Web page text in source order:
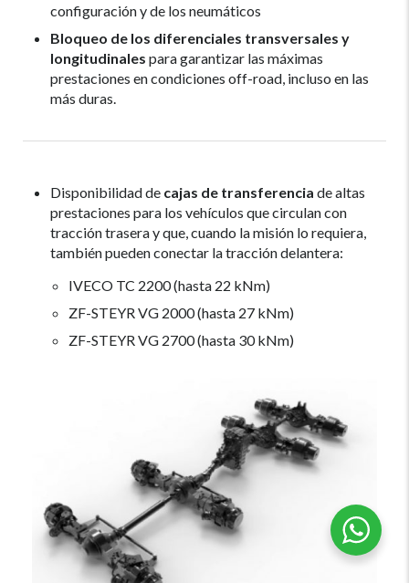
configuración y de los neumáticos
Bloqueo de los diferenciales transversales y
longitudinales para garantizar las máximas
prestaciones en condiciones off-road, incluso en las
más duras.
Disponibilidad de cajas de transferencia de altas
prestaciones para los vehículos que circulan con
tracción trasera y que, cuando la misión lo requiera,
también pueden conectar la tracción delantera:
IVECO TC 2200 (hasta 22 kNm)
ZF-STEYR VG 2000 (hasta 27 kNm)
ZF-STEYR VG 2700 (hasta 30 kNm)